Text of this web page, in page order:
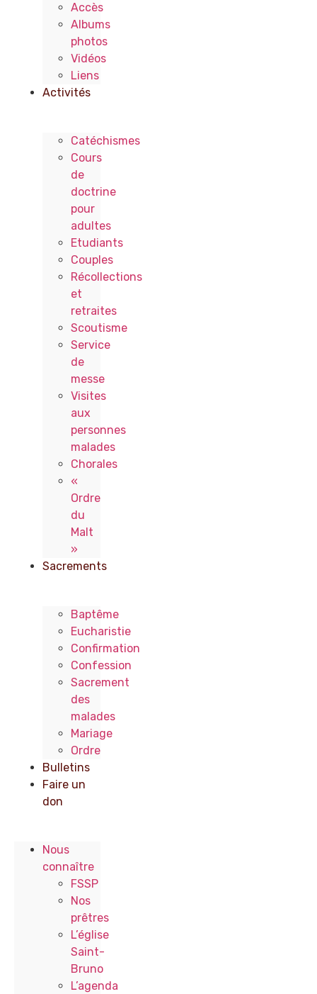
Accès
Albums
photos
Vidéos
Liens
Activités
Catéchismes
Cours
de
doctrine
pour
adultes
Etudiants
Couples
Récollections
et
retraites
Scoutisme
Service
de
messe
Visites
aux
personnes
malades
Chorales
«
Ordre
du
Malt
»
Sacrements
Baptême
Eucharistie
Confirmation
Confession
Sacrement
des
malades
Mariage
Ordre
Bulletins
Faire un
don
Nous
connaître
FSSP
Nos
prêtres
L’église
Saint-
Bruno
L’agenda